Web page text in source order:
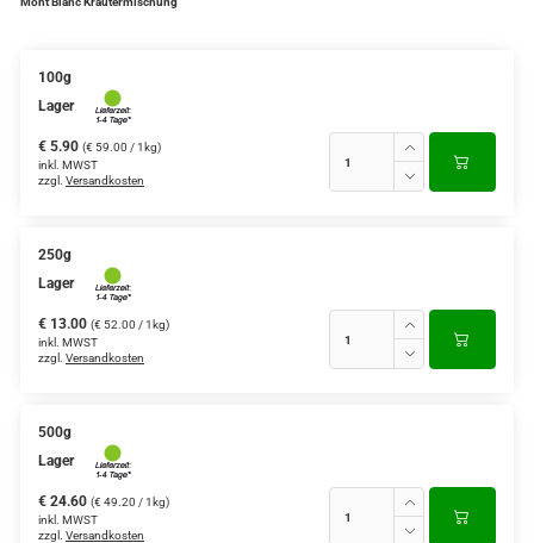
Rooibos Tee
Aromatisierter Grüntee
Früchtetee
100g
Lager
€ 5.90 (€ 59.00 / 1kg)
inkl. MWST
zzgl. Versandkosten
250g
Lager
€ 13.00 (€ 52.00 / 1kg)
inkl. MWST
zzgl. Versandkosten
500g
Lager
€ 24.60 (€ 49.20 / 1kg)
inkl. MWST
zzgl. Versandkosten